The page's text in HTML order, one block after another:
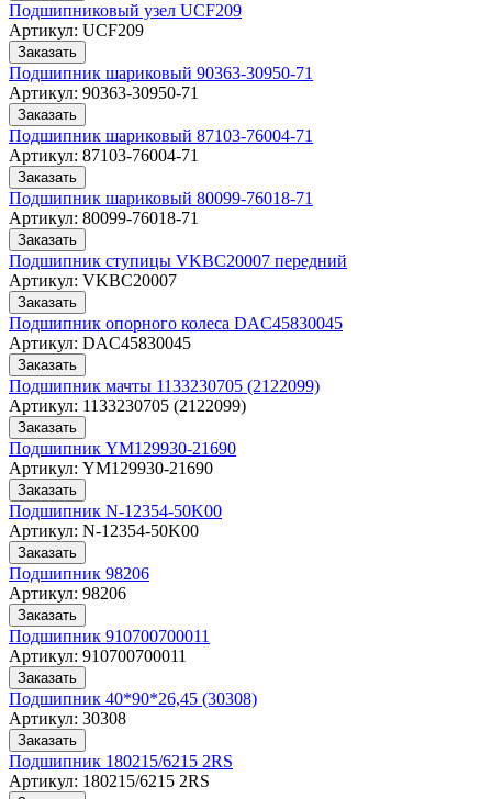
Подшипниковый узел UCF209
Артикул: UCF209
Заказать
Подшипник шариковый 90363-30950-71
Артикул: 90363-30950-71
Заказать
Подшипник шариковый 87103-76004-71
Артикул: 87103-76004-71
Заказать
Подшипник шариковый 80099-76018-71
Артикул: 80099-76018-71
Заказать
Подшипник ступицы VKBC20007 передний
Артикул: VKBC20007
Заказать
Подшипник опорного колеса DAC45830045
Артикул: DAC45830045
Заказать
Подшипник мачты 1133230705 (2122099)
Артикул: 1133230705 (2122099)
Заказать
Подшипник YM129930-21690
Артикул: YM129930-21690
Заказать
Подшипник N-12354-50K00
Артикул: N-12354-50K00
Заказать
Подшипник 98206
Артикул: 98206
Заказать
Подшипник 910700700011
Артикул: 910700700011
Заказать
Подшипник 40*90*26,45 (30308)
Артикул: 30308
Заказать
Подшипник 180215/6215 2RS
Артикул: 180215/6215 2RS